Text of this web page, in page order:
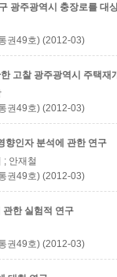
광주광역시 충장로를 대
권49호) (2012-03)
고찰 광주광역시 주택재
권49호) (2012-03)
향인자 분석에 관한 연구
; 안재철
권49호) (2012-03)
관한 실험적 연구
권49호) (2012-03)